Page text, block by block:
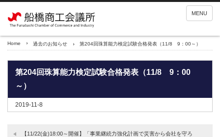
MENU
Home 過去のお知らせ 第204回珠算能力検定試験合格発表（11/8 9：00～）
第204回珠算能力検定試験合格発表（11/8 9：00
～）
2019-11-8
【11/22(金)18:00～開催】「事業継続力強化計画で災害から会社を守ろ